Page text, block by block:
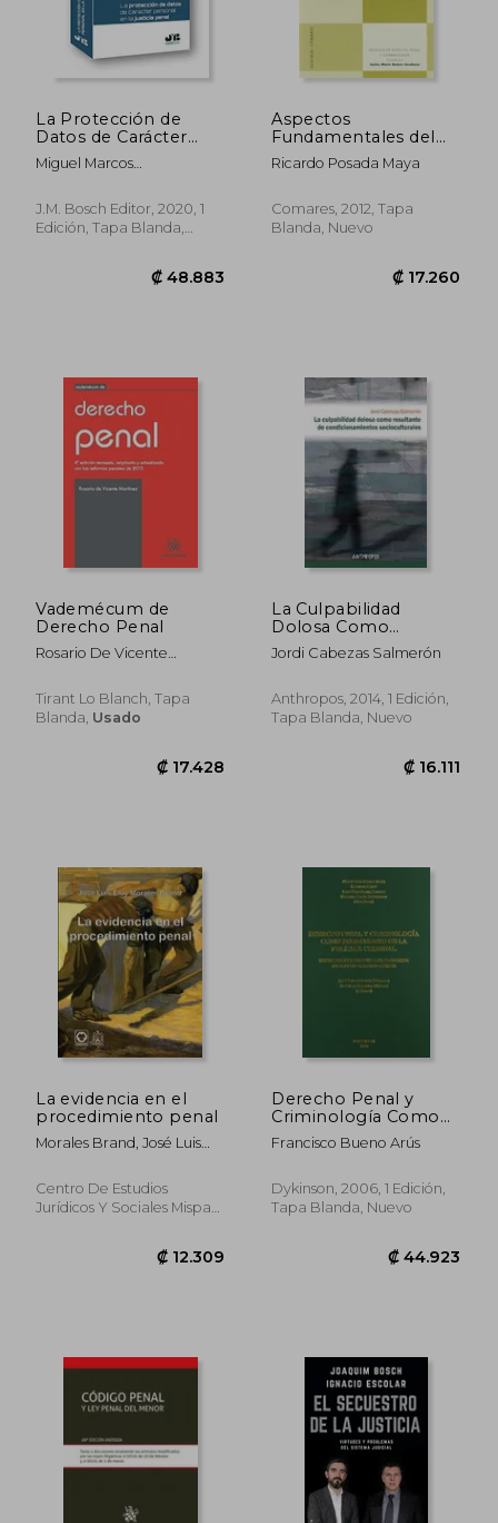
La Protección de
Datos de Carácter
Personal en la Justicia
Penal: 10 (Colección
Editor)
Miguel Marcos
J.M. Bosch Editor, 2020, 1
Edición, Tapa Blanda,
₡ 48.883
Aspectos
Fundamentales del
Delito Continuado
Ricardo Posada Maya
Comares, 2012, Tapa
Blanda, Nuevo
Vademécum de
Derecho Penal
Rosario De Vicente
Tirant Lo Blanch, Tapa
Blanda, Usado
₡ 17.428
La Culpabilidad
Dolosa Como
Resultante de
Condicionamientos
Jordi Cabezas Salmerón
Anthropos, 2014, 1 Edición,
Tapa Blanda, Nuevo
La evidencia en el
procedimiento penal
Morales Brand, José Luis
Centro De Estudios
Jurídicos Y Sociales Mispat,
Derecho Penal y
Criminología Como
Fundamento de la
Política Criminal.
Homenaje al Profesor
Alfonso Serrano
Francisco Bueno Arús
Dykinson, 2006, 1 Edición,
Tapa Blanda, Nuevo